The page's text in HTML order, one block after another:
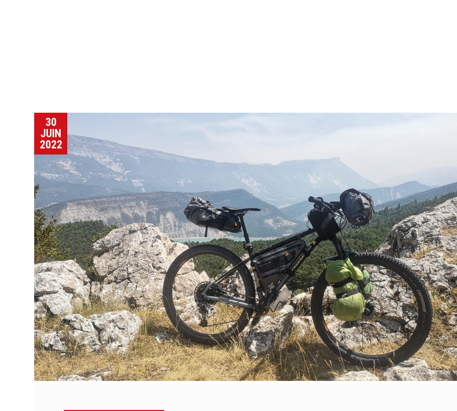
30
JUIN
2022